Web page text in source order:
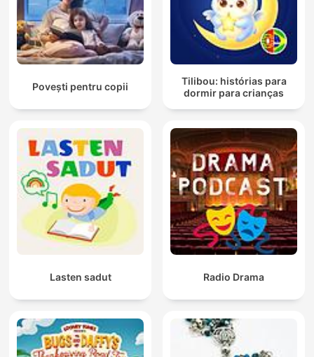
Povești pentru copii
Tilibou: histórias para
dormir para crianças
Lasten sadut Radio Drama